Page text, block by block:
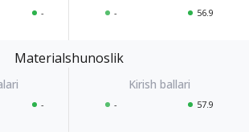
- - 56.9
Materialshunoslik
- - 57.9